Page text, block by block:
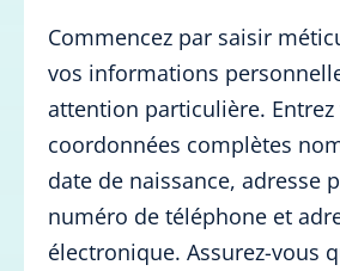
Commencez par saisir
vos informations
attention particulière. Entrez
coordonnées complètes
date de naissance, adresse
numéro de téléphone et
électronique. Assurez-vous